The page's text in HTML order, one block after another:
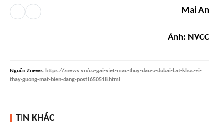
Mai An
Ảnh: NVCC
Nguồn Znews: https://znews.vn/co-gai-viet-mac-thuy-dau-o-dubai-bat-khoc-vi-
thay-guong-mat-bien-dang-post1650518.html
TIN KHÁC